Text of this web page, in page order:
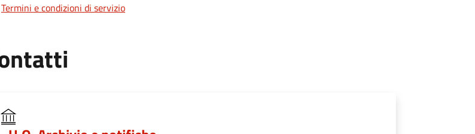
Termini e condizioni di servizio